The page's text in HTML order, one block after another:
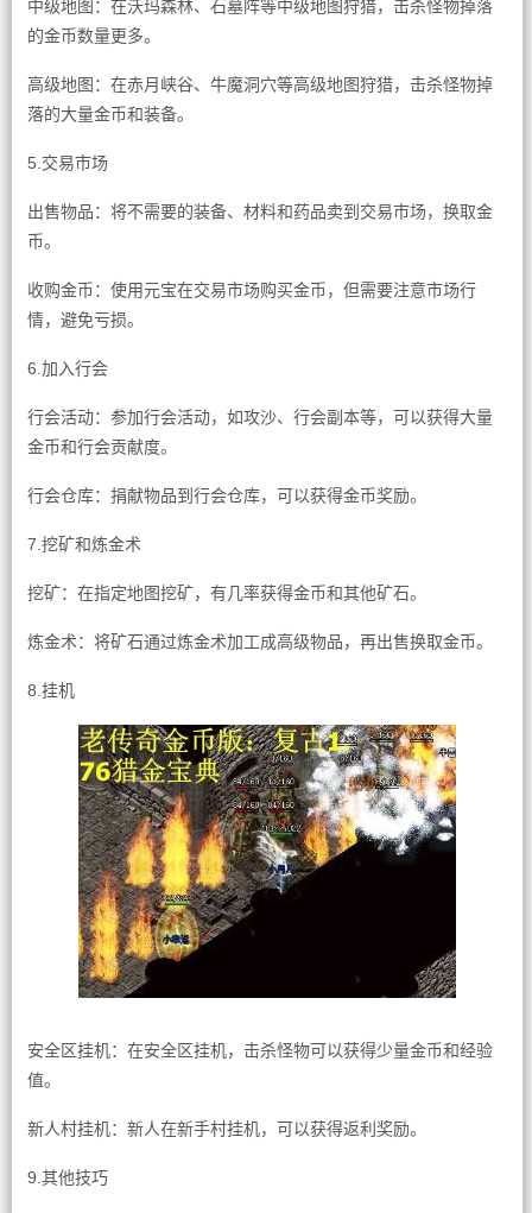
中级地图：在沃玛森林、石墓阵等中级地图狩猎，击杀怪物掉落
的金币数量更多。
高级地图：在赤月峡谷、牛魔洞穴等高级地图狩猎，击杀怪物掉
落的大量金币和装备。
5.交易市场
出售物品：将不需要的装备、材料和药品卖到交易市场，换取金
币。
收购金币：使用元宝在交易市场购买金币，但需要注意市场行
情，避免亏损。
6.加入行会
行会活动：参加行会活动，如攻沙、行会副本等，可以获得大量
金币和行会贡献度。
行会仓库：捐献物品到行会仓库，可以获得金币奖励。
7.挖矿和炼金术
挖矿：在指定地图挖矿，有几率获得金币和其他矿石。
炼金术：将矿石通过炼金术加工成高级物品，再出售换取金币。
8.挂机
安全区挂机：在安全区挂机，击杀怪物可以获得少量金币和经验
值。
新人村挂机：新人在新手村挂机，可以获得返利奖励。
9.其他技巧